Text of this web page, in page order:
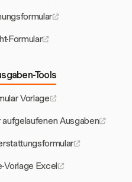
Formular
Tools
Vorlage
Ausgaben
Vorlage Excel